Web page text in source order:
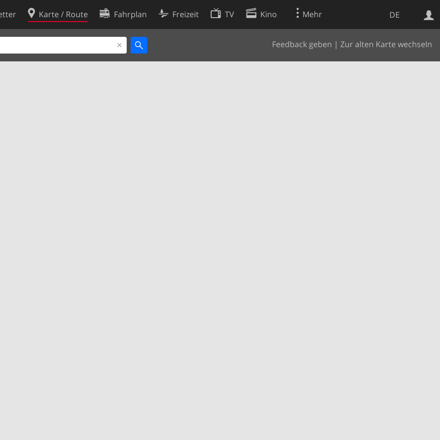
DE
Karte / Route Fahrplan Freizeit TV Kino Mehr
Feedback geben | Zur alten Karte wechseln
Websuche
Cookie-Richtlinie
Cookie-Einstellungen